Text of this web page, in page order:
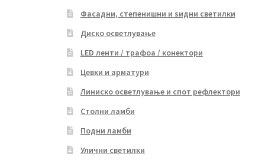
Фасадни, степенишни и ѕидни светилки
Диско осветлување
LED ленти / трафоа / конектори
Цевки и арматури
Линиско осветлување и спот рефлектори
Столни ламби
Подни ламби
Улични светилки